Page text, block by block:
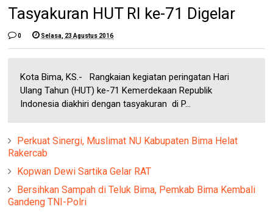
Tasyakuran HUT RI ke-71 Digelar
0 Selasa, 23 Agustus 2016
Kota Bima, KS.- Rangkaian kegiatan peringatan Hari
Ulang Tahun (HUT) ke-71 Kemerdekaan Republik
Indonesia diakhiri dengan tasyakuran di P...
Perkuat Sinergi, Muslimat NU Kabupaten Bima Helat
Rakercab
Kopwan Dewi Sartika Gelar RAT
Bersihkan Sampah di Teluk Bima, Pemkab Bima Kembali
Gandeng TNI-Polri